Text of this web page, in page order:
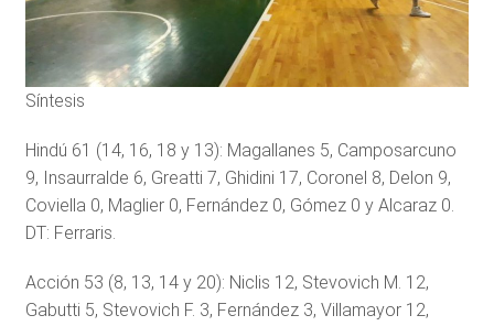
Síntesis
Hindú 61 (14, 16, 18 y 13): Magallanes 5, Camposarcuno
9, Insaurralde 6, Greatti 7, Ghidini 17, Coronel 8, Delon 9,
Coviella 0, Maglier 0, Fernández 0, Gómez 0 y Alcaraz 0.
DT: Ferraris.
Acción 53 (8, 13, 14 y 20): Niclis 12, Stevovich M. 12,
Gabutti 5, Stevovich F. 3, Fernández 3, Villamayor 12,